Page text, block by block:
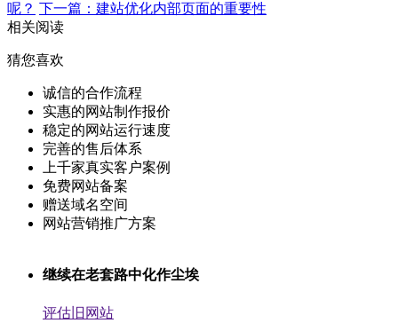
呢？ 下一篇：建站优化内部页面的重要性
相关阅读
猜您喜欢
诚信的合作流程
实惠的网站制作报价
稳定的网站运行速度
完善的售后体系
上千家真实客户案例
免费网站备案
赠送域名空间
网站营销推广方案
继续在老套路中化作尘埃
评估旧网站